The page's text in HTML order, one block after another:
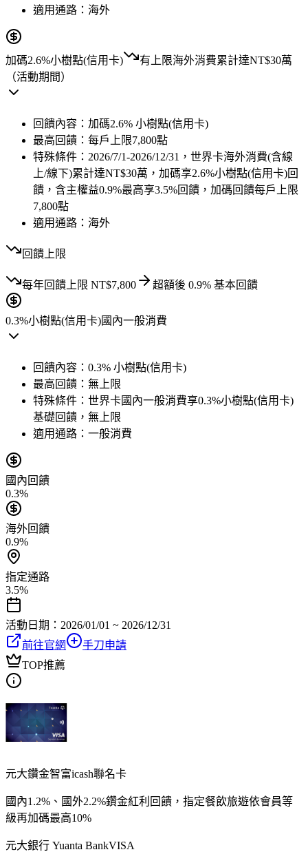
適用通路： 海外
加碼2.6%小樹點(信用卡) 有上限海外消費累計達NT$30萬
（活動期間）
回饋內容： 加碼2.6% 小樹點(信用卡)
最高回饋： 每戶上限7,800點
特殊條件： 2026/7/1-2026/12/31，世界卡海外消費(含線
上/線下)累計達NT$30萬，加碼享2.6%小樹點(信用卡)回
饋，含主權益0.9%最高享3.5%回饋，加碼回饋每戶上限
7,800點
適用通路： 海外
回饋上限
每年回饋上限 NT$7,800 超額後 0.9% 基本回饋
0.3%小樹點(信用卡)國內一般消費
回饋內容： 0.3% 小樹點(信用卡)
最高回饋： 無上限
特殊條件： 世界卡國內一般消費享0.3%小樹點(信用卡)
基礎回饋，無上限
適用通路： 一般消費
國內回饋
0.3%
海外回饋
0.9%
指定通路
3.5%
活動日期： 2026/01/01 ~ 2026/12/31
前往官網
手刀申請
TOP推薦
元大鑽金智富icash聯名卡
國內1.2%、國外2.2%鑽金紅利回饋，指定餐飲旅遊依會員等
級再加碼最高10%
元大銀行 Yuanta BankVISA